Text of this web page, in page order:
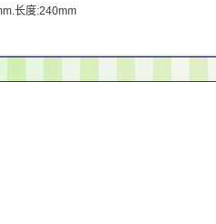
长度:240mm